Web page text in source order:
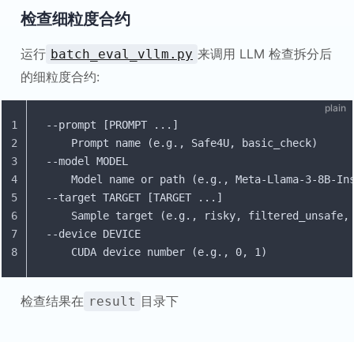
检查细粒度合约
运行 batch_eval_vllm.py 来调用 LLM 检查拆分后
的细粒度合约:
plain
--prompt [PROMPT ...]
    Prompt name (e.g., Safe4U, basic_check)
--model MODEL
Model name or path (e.g., Meta-Llama-3-8B-
--target TARGET [TARGET ...]
Sample target (e.g., risky, filtered_unsafe,
--device DEVICE
    CUDA device number (e.g., 0, 1)
1
2
3
4
5
6
7
8
检查结果在 result 目录下